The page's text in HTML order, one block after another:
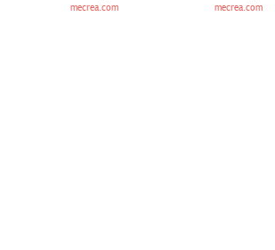
mecrea.com
mecrea.com